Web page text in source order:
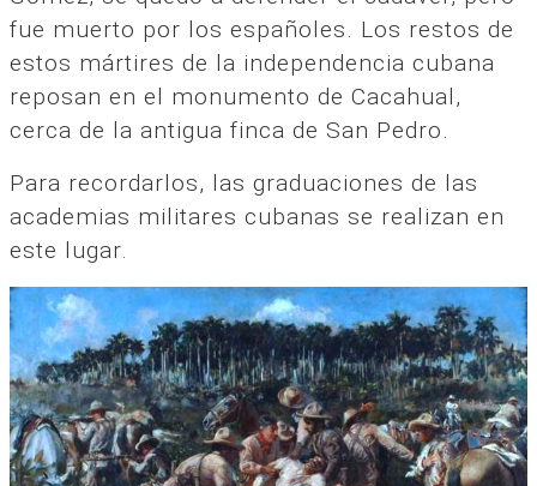
fue muerto por los españoles. Los restos de
estos mártires de la independencia cubana
reposan en el monumento de Cacahual,
cerca de la antigua finca de San Pedro.
Para recordarlos, las graduaciones de las
academias militares cubanas se realizan en
este lugar.